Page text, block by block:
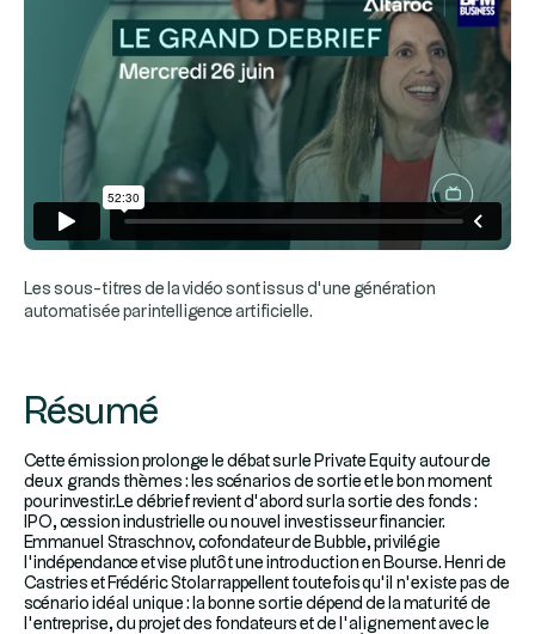
Les sous-titres de la vidéo sont issus d’une génération
automatisée par intelligence artificielle.
Résumé
Cette émission prolonge le débat sur le Private Equity autour de
deux grands thèmes : les scénarios de sortie et le bon moment
pour investir.Le débrief revient d’abord sur la sortie des fonds :
IPO, cession industrielle ou nouvel investisseur financier.
Emmanuel Straschnov, cofondateur de Bubble, privilégie
l’indépendance et vise plutôt une introduction en Bourse. Henri de
Castries et Frédéric Stolar rappellent toutefois qu’il n’existe pas de
scénario idéal unique : la bonne sortie dépend de la maturité de
l’entreprise, du projet des fondateurs et de l’alignement avec le